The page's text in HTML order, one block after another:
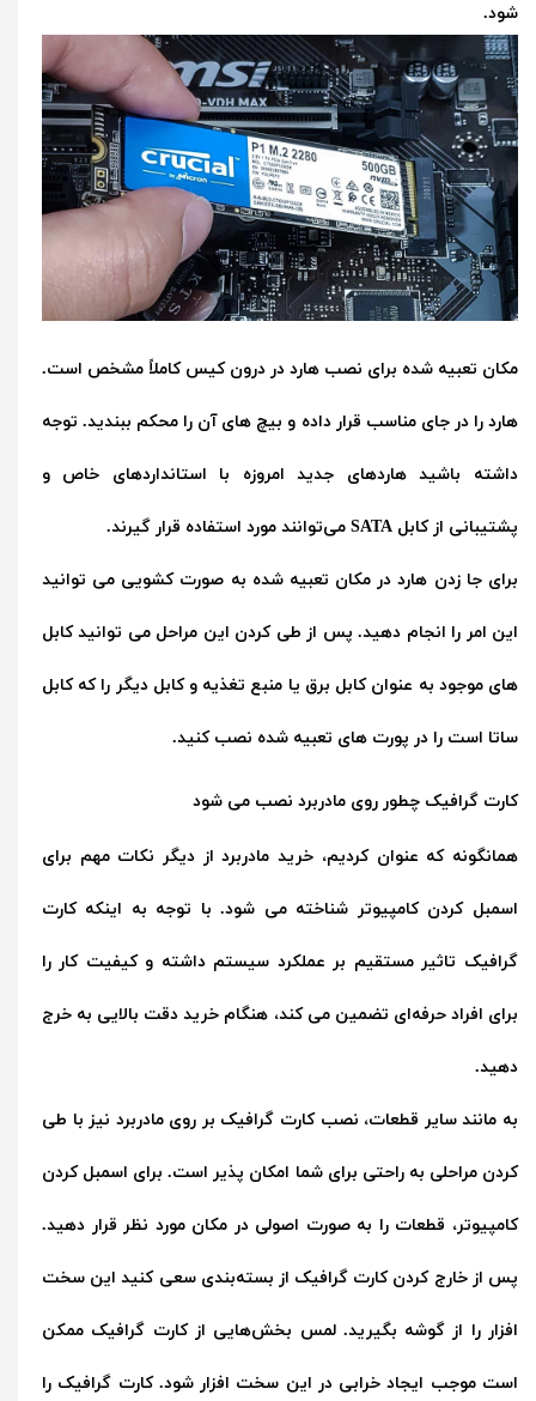
شود.
مکان تعبیه شده برای نصب هارد در درون کیس کاملاً مشخص است.
هارد را در جای مناسب قرار داده و بیچ های آن را محکم ببندید. توجه
داشته باشید هاردهای جدید امروزه با استانداردهای خاص و
پشتیبانی از کابل SATA می‌توانند مورد استفاده قرار گیرند.
برای جا زدن هارد در مکان تعبیه شده به صورت کشویی می توانید
این امر را انجام دهید. پس از طی کردن این مراحل می توانید کابل
های موجود به عنوان کابل برق یا منبع تغذیه و کابل دیگر را که کابل
ساتا است را در پورت های تعبیه شده نصب کنید.
کارت گرافیک چطور روی مادربرد نصب می شود
همانگونه که عنوان کردیم، خرید مادربرد از دیگر نکات مهم برای
اسمبل کردن کامپیوتر شناخته می شود. با توجه به اینکه کارت
گرافیک تاثیر مستقیم بر عملکرد سیستم داشته و کیفیت کار را
برای افراد حرفه‌ای تضمین می کند، هنگام خرید دقت بالایی به خرج
دهید.
به مانند سایر قطعات، نصب کارت گرافیک بر روی مادربرد نیز با طی
کردن مراحلی به راحتی برای شما امکان پذیر است. برای اسمبل کردن
کامپیوتر، قطعات را به صورت اصولی در مکان مورد نظر قرار دهید.
پس از خارج کردن کارت گرافیک از بسته‌بندی سعی کنید این سخت
افزار را از گوشه بگیرید. لمس بخش‌هایی از کارت گرافیک ممکن
است موجب ایجاد خرابی در این سخت افزار شود. کارت گرافیک را